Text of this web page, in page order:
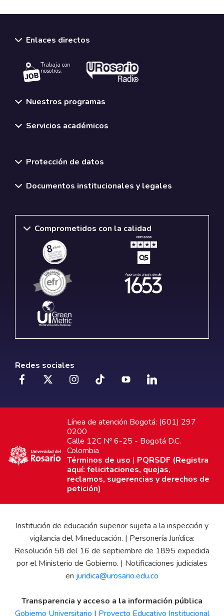
Enlaces directos
Trabaja con
nosotros.
Nuestros programas
Servicios académicos
Protección de datos
Documentos institucionales y legales
Comprometidos con la calidad
Redes sociales
Línea de atención Bogotá: (601) 297
0200
Calle 12C Nº 6-25 - Bogotá D.C.
Colombia
Términos de uso | PQRSDF (Registra
aquí: felicitaciones, quejas,
reclamos, sugerencias y derechos de
petición)
Institución de educación superior sujeta a la inspección y
vigilancia del Mineducación. | Personería Jurídica:
Resolución 58 del 16 de septiembre de 1895 expedida
por el Ministerio de Gobierno. | Notificaciones judiciales
en juridica@urosario.edu.co
Transparencia y acceso a la información pública
Gobierno Universitario | Proyecto Educativo Institucional